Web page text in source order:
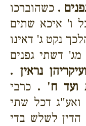
. כשהוברכו
ו' איכא שתים
נקט ג' דאינו
דשתי גפנים
ועיקריהן נראין .
ועד ח' . כרבי
ואע"ג דכל שתי
הדין לשלש בדי